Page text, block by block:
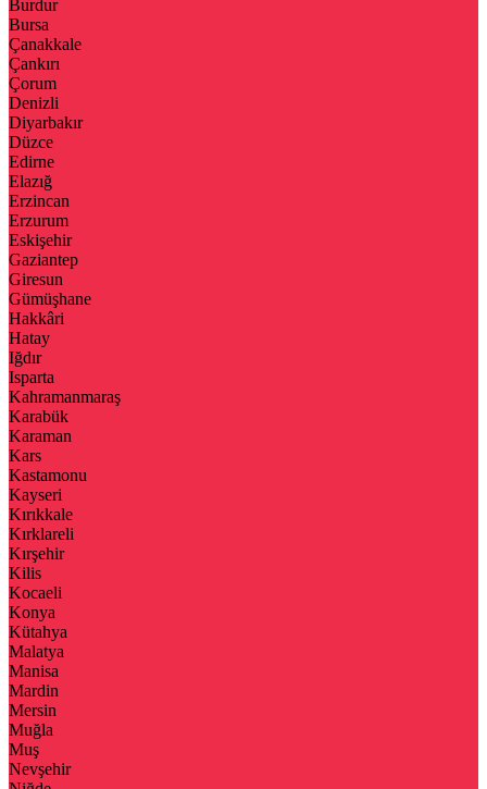
Burdur
Bursa
Çanakkale
Çankırı
Çorum
Denizli
Diyarbakır
Düzce
Edirne
Elazığ
Erzincan
Erzurum
Eskişehir
Gaziantep
Giresun
Gümüşhane
Hakkâri
Hatay
Iğdır
Isparta
Kahramanmaraş
Karabük
Karaman
Kars
Kastamonu
Kayseri
Kırıkkale
Kırklareli
Kırşehir
Kilis
Kocaeli
Konya
Kütahya
Malatya
Manisa
Mardin
Mersin
Muğla
Muş
Nevşehir